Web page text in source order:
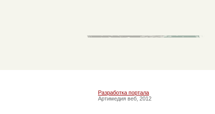
Разработка портала
Артимедия веб, 2012